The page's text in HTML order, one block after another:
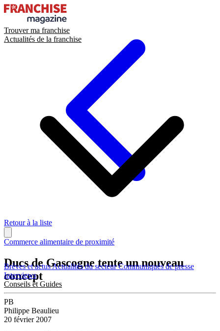
Trouver ma franchise
Actualités de la franchise
Brèves et actusActualités du secteurCommuniqués de presse
Interviews
Conseils et Guides
Retour à la liste
Commerce alimentaire de proximité
Ducs de Gascogne tente un nouveau
concept
PB
Philippe Beaulieu
20 février 2007